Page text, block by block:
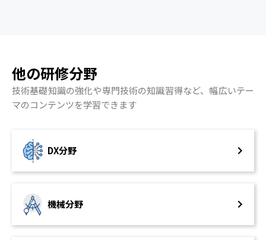
他の研修分野
技術基礎知識の強化や専門技術の知識習得など、幅広いテー
マのコンテンツを学習できます
DX分野
機械分野